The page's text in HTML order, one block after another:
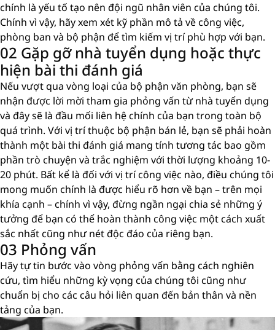
chính là yếu tố tạo nên đội ngũ nhân viên của chúng tôi.
Chính vì vậy, hãy xem xét kỹ phần mô tả về công việc,
phòng ban và bộ phận để tìm kiếm vị trí phù hợp với bạn.
02 Gặp gỡ nhà tuyển dụng hoặc thực
hiện bài thi đánh giá
Nếu vượt qua vòng loại của bộ phận văn phòng, bạn sẽ
nhận được lời mời tham gia phỏng vấn từ nhà tuyển dụng
và đây sẽ là đầu mối liên hệ chính của bạn trong toàn bộ
quá trình. Với vị trí thuộc bộ phận bán lẻ, bạn sẽ phải hoàn
thành một bài thi đánh giá mang tính tương tác bao gồm
phần trò chuyện và trắc nghiệm với thời lượng khoảng 10-
20 phút. Bất kể là đối với vị trí công việc nào, điều chúng tôi
mong muốn chính là được hiểu rõ hơn về bạn – trên mọi
khía cạnh – chính vì vậy, đừng ngần ngại chia sẻ những ý
tưởng để bạn có thể hoàn thành công việc một cách xuất
sắc nhất cũng như nét độc đáo của riêng bạn.
03 Phỏng vấn
Hãy tự tin bước vào vòng phỏng vấn bằng cách nghiên
cứu, tìm hiểu những kỳ vọng của chúng tôi cũng như
chuẩn bị cho các câu hỏi liên quan đến bản thân và nền
tảng của bạn.